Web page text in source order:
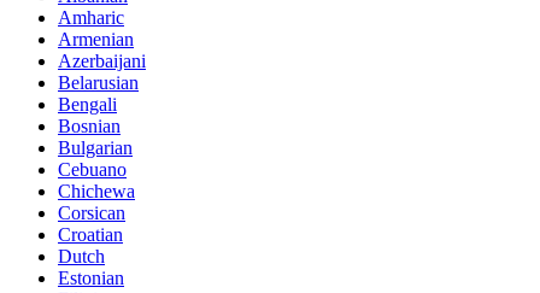
Amharic
Armenian
Azerbaijani
Belarusian
Bengali
Bosnian
Bulgarian
Cebuano
Chichewa
Corsican
Croatian
Dutch
Estonian